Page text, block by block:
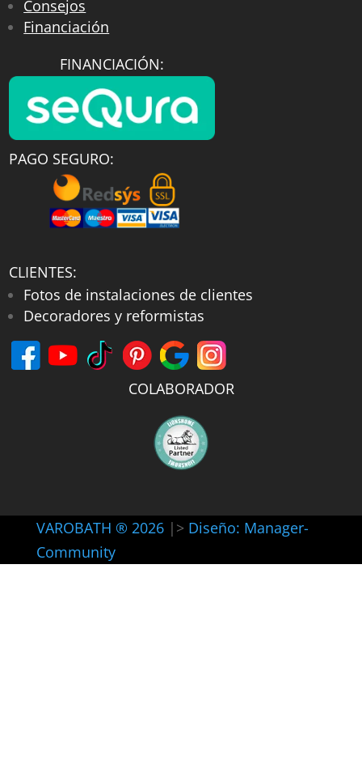
Consejos
Financiación
FINANCIACIÓN:
PAGO SEGURO:
CLIENTES:
Fotos de instalaciones de clientes
Decoradores y reformistas
COLABORADOR
VAROBATH ® 2026 |> Diseño: Manager-
Community